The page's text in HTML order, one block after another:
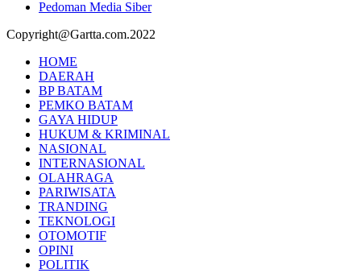
Pedoman Media Siber
Copyright@Gartta.com.2022
HOME
DAERAH
BP BATAM
PEMKO BATAM
GAYA HIDUP
HUKUM & KRIMINAL
NASIONAL
INTERNASIONAL
OLAHRAGA
PARIWISATA
TRANDING
TEKNOLOGI
OTOMOTIF
OPINI
POLITIK